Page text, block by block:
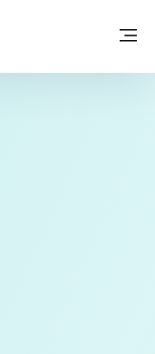
- HOMEPAGE DO